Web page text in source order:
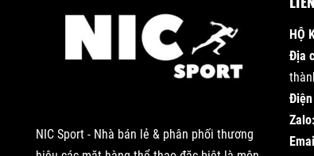
NIC Sport - Nhà bán lẻ & phân phối thương
HỘ
Địa
Zalo: